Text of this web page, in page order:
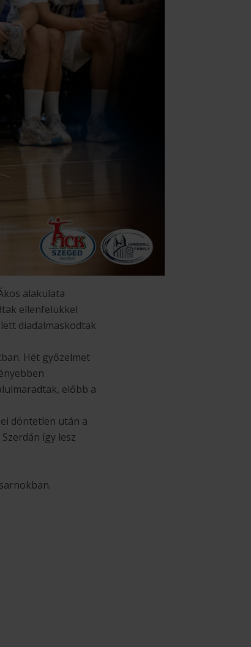
alakulata
ellenfelükkel
diadalmaskodtak
Hét győzelmet
előbb a
döntetlen után a
így lesz